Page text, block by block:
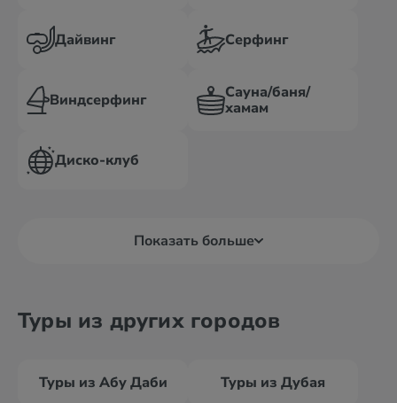
Дайвинг Серфинг
Виндсерфинг
Сауна/баня/
хамам
Диско-клуб
Показать больше
Туры из других городов
Туры из Абу Даби Туры из Дубая